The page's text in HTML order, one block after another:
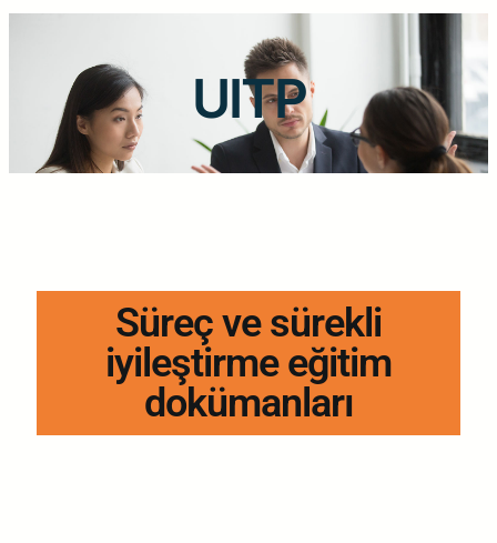
UITP
Süreç ve sürekli
iyileştirme eğitim
dokümanları